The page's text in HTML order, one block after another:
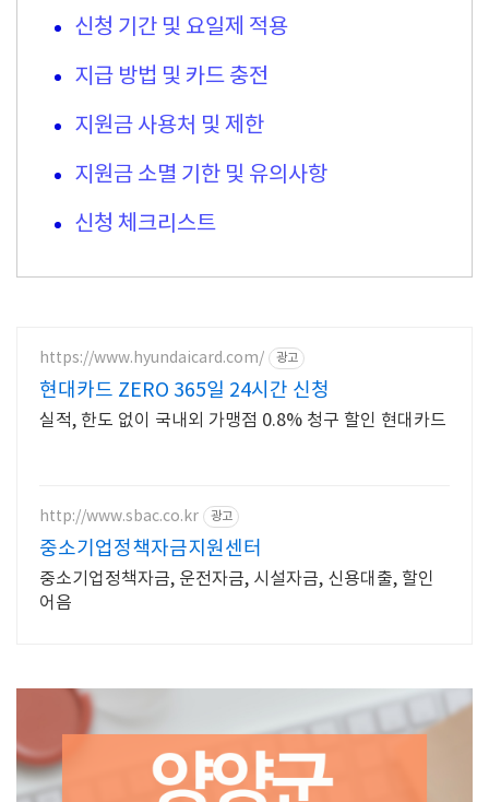
신청 기간 및 요일제 적용
지급 방법 및 카드 충전
지원금 사용처 및 제한
지원금 소멸 기한 및 유의사항
신청 체크리스트
https://www.hyundaicard.com/ 광고
현대카드 ZERO 365일 24시간 신청
실적, 한도 없이 국내외 가맹점 0.8% 청구 할인 현대카드
http://www.sbac.co.kr 광고
중소기업정책자금지원센터
중소기업정책자금, 운전자금, 시설자금, 신용대출, 할인
어음